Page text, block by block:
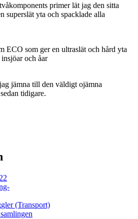
primer lät jag den sitta
superslät yta och spacklade alla
ECO som ger en ultraslät och hård yta
och åar
jämna till den väldigt ojämna
tidigare.
(Transport)